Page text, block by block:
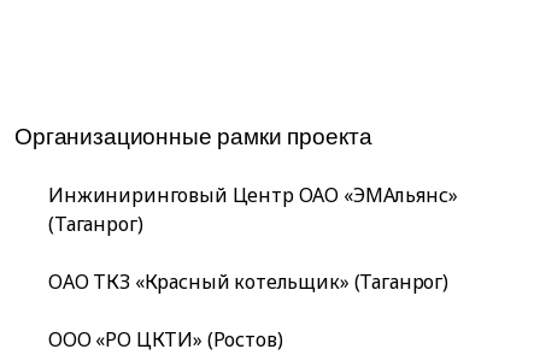
Организационные рамки проекта
Инжиниринговый Центр ОАО «ЭМАльянс»
(Таганрог)
ОАО ТКЗ «Красный котельщик» (Таганрог)
ООО «РО ЦКТИ» (Ростов)